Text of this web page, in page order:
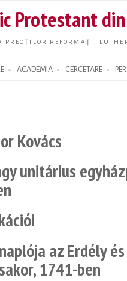
main
Protestant
PREOȚILOR REFORMAȚI,
ACADEMIA CERCETARE
Kovács
unitárius
az Erdély
1741-ben